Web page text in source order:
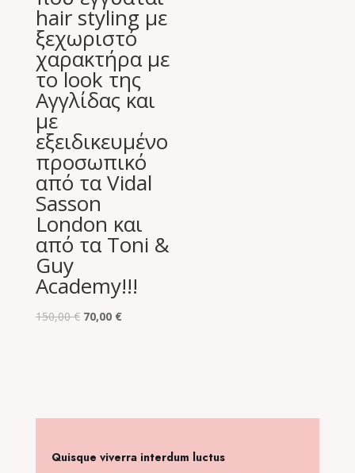
hair styling με
ξεχωριστό
χαρακτήρα με
το look της
Αγγλίδας και
με
εξειδικευμένο
προσωπικό
από τα Vidal
Sasson
London και
από τα Toni &
Guy
Academy!!!
150,00€ Original
70,00 €Η
Quisque viverra interdum luctus